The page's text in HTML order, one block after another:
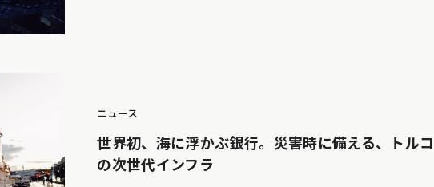
ニュース
世界初、海に浮かぶ銀行。災害時に備える、トルコ
の次世代インフラ